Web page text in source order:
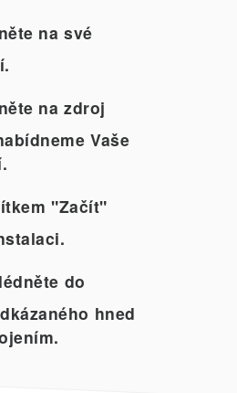
na své
na zdroj
Vaše
"Začít"
do
hned